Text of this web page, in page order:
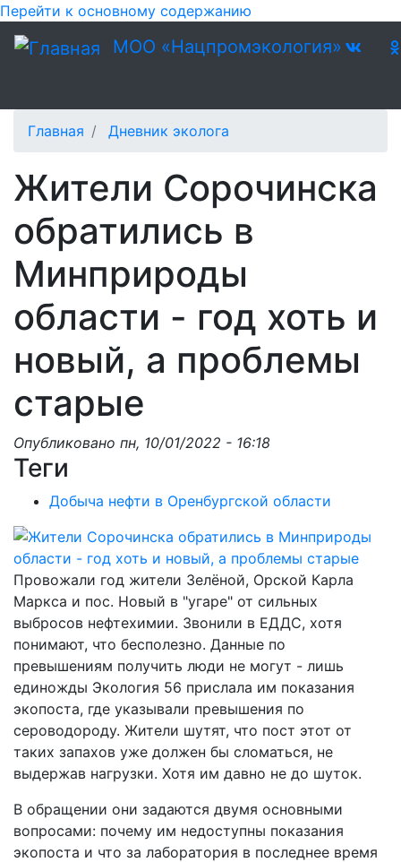
Перейти к основному содержанию
МОО «Нацпромэкология»
Главная Дневник эколога
Жители Сорочинска
обратились в
Минприроды
области - год хоть и
новый, а проблемы
старые
Опубликовано пн, 10/01/2022 - 16:18
Теги
Добыча нефти в Оренбургской области
Провожали год жители Зелёной, Орской Карла
Маркса и пос. Новый в "угаре" от сильных
выбросов нефтехимии. Звонили в ЕДДС, хотя
понимают, что бесполезно. Данные по
превышениям получить люди не могут - лишь
единожды Экология 56 прислала им показания
экопоста, где указывали превышения по
сероводороду. Жители шутят, что пост этот от
таких запахов уже должен бы сломаться, не
выдержав нагрузки. Хотя им давно не до шуток.
В обращении они задаются двумя основными
вопросами: почему им недоступны показания
экопоста и что за лаборатория в последнее время